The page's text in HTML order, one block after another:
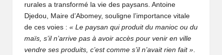
rurales a transformé la vie des paysans. Antoine
Djedou, Maire d’Abomey, souligne l’importance vitale
de ces voies : « Le paysan qui produit du manioc ou du
maïs, s’il n’arrive pas à avoir accès pour venir en ville
vendre ses produits, c’est comme s’il n’avait rien fait »